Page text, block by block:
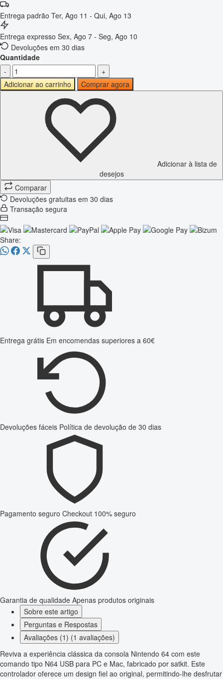
Entrega padrão Ter, Ago 11 - Qui, Ago 13
Entrega expresso Sex, Ago 7 - Seg, Ago 10
Devoluções em 30 dias
Quantidade
-
+
Adicionar ao carrinho
Comprar agora
Adicionar à lista de
desejos
Comparar
Devoluções gratuitas em 30 dias
Transação segura
Share:
Entrega grátis Em encomendas superiores a 60€
Devoluções fáceis Política de devolução de 30 dias
Pagamento seguro Checkout 100% seguro
Garantia de qualidade Apenas produtos originais
Sobre este artigo
Perguntas e Respostas
Avaliações (1) (1 avaliações)
Reviva a experiência clássica da consola Nintendo 64 com este
comando tipo N64 USB para PC e Mac, fabricado por satkit. Este
controlador oferece um design fiel ao original, permitindo-lhe desfrutar